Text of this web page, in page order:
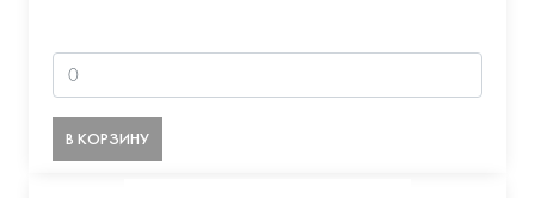
В КОРЗИНУ